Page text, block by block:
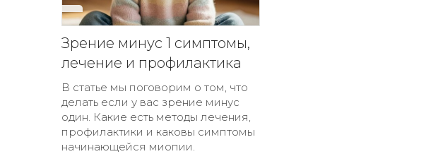
Зрение минус 1 симптомы,
лечение и профилактика
В статье мы поговорим о том, что
делать если у вас зрение минус
один. Какие есть методы лечения,
профилактики и каковы симптомы
начинающейся миопии.